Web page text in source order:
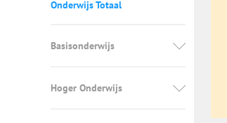
Onderwijs Totaal
Basisonderwijs
Hoger Onderwijs